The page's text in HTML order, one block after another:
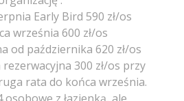
Early Bird 590 zł/os
września 600 zł/os
od października 620 zł/os
rezerwacyjna 300 zł/os przy
rata do końca września.